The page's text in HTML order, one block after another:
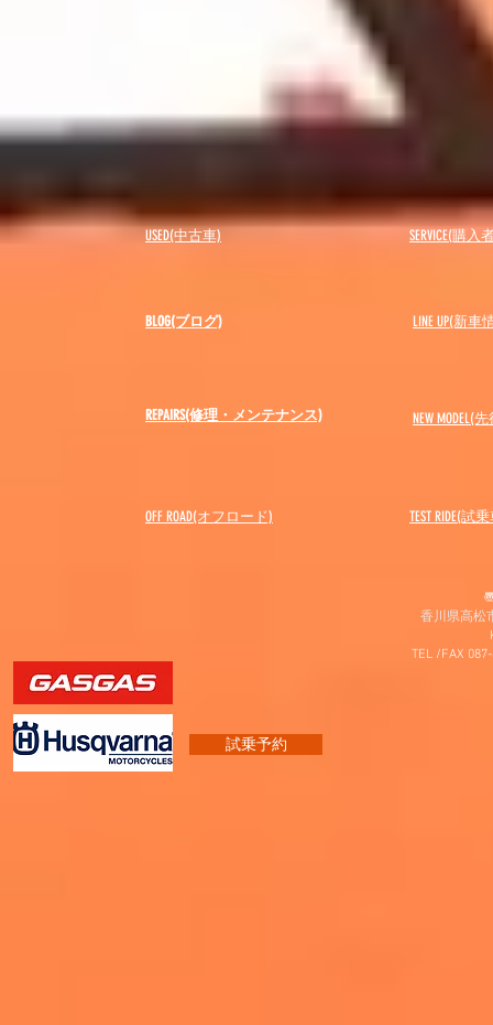
USED(中古車) SERVICE(購
BLOG(ブログ) LINE UP(新車
REPAIRS(修理・メンテナンス) NEW MODEL(先
OFF ROAD(オフロード) ​TEST RIDE(試
試乗予約
香川県高松
TEL /FAX